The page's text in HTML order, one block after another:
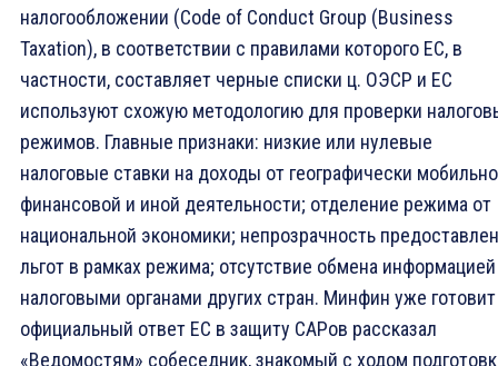
налогообложении (Code of Conduct Group (Business
Taxation), в соответствии с правилами которого ЕС, в
частности, составляет черные списки ц. ОЭСР и ЕС
используют схожую методологию для проверки
режимов. Главные признаки: низкие или нулевые
налоговые ставки на доходы от географически
финансовой и иной деятельности; отделение режима от
национальной экономики; непрозрачность
льгот в рамках режима; отсутствие обмена
налоговыми органами других стран. Минфин уже готовит
официальный ответ ЕС в защиту САРов рассказал
«Ведомостям» собеседник, знакомый с ходом